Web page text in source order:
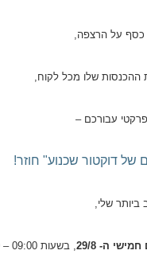
כסף על הרצפה,
שלו מכל לקוח,
עבורכם –
של דוקטור שכנוע" חוזר!
ביותר שלי,
חמישי ה- 29/8 , בשעות 09:00 – 13:00,